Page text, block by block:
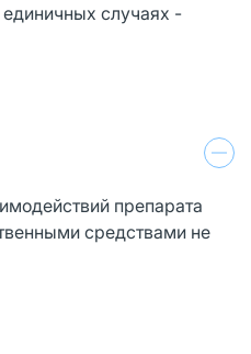
случаях -
препарата
средствами не